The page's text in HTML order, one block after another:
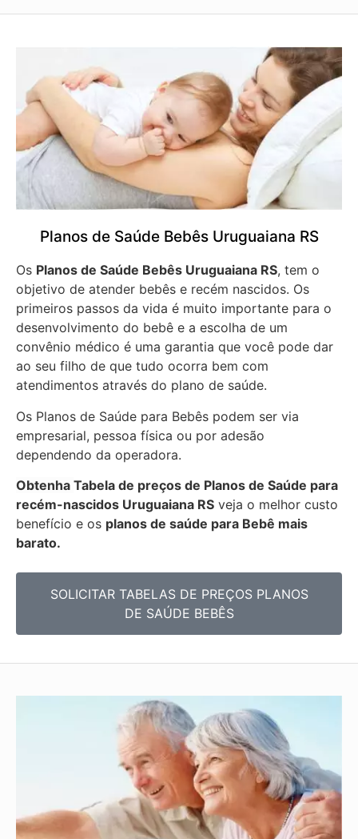
Planos de Saúde Bebês Uruguaiana RS
Os Planos de Saúde Bebês Uruguaiana RS, tem o
objetivo de atender bebês e recém nascidos. Os
primeiros passos da vida é muito importante para o
desenvolvimento do bebê e a escolha de um
convênio médico é uma garantia que você pode dar
ao seu filho de que tudo ocorra bem com
atendimentos através do plano de saúde.
Os Planos de Saúde para Bebês podem ser via
empresarial, pessoa física ou por adesão
dependendo da operadora.
Obtenha Tabela de preços de Planos de Saúde para
recém-nascidos Uruguaiana RS veja o melhor custo
benefício e os planos de saúde para Bebê mais
barato.
SOLICITAR TABELAS DE PREÇOS PLANOS
DE SAÚDE BEBÊS